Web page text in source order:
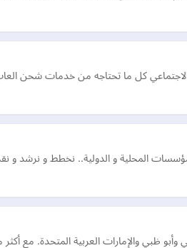
الاجتماعي كل ما تحتاجه من خدمات شحن
المحلية و الدولية.. نخطط و